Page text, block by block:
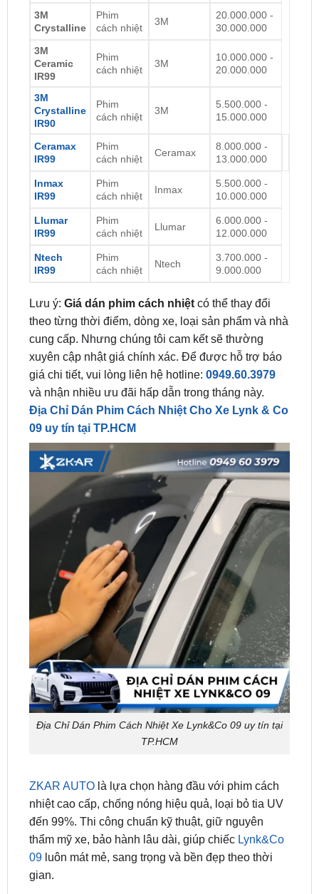
3M
Crystalline
Phim
cách nhiệt
3M
20.000.000 -
30.000.000
3M
Ceramic
IR99
Phim
cách nhiệt
3M
10.000.000 -
20.000.000
3M
Crystalline
IR90
Phim
cách nhiệt
3M
5.500.000 -
15.000.000
Ceramax
IR99
Phim
cách nhiệt
Ceramax
8.000.000 -
13.000.000
Inmax
IR99
Phim
cách nhiệt
Inmax
5.500.000 -
10.000.000
Llumar
IR99
Phim
cách nhiệt
Llumar
6.000.000 -
12.000.000
Ntech
IR99
Phim
cách nhiệt
Ntech
3.700.000 -
9.000.000
Lưu ý: Giá dán phim cách nhiệtcó thể thay đổi
theo từng thời điểm, dòng xe, loại sản phẩm và nhà
cung cấp. Nhưng chúng tôi cam kết sẽ thường
xuyên cập nhật giá chính xác. Để được hỗ trợ báo
giá chi tiết, vui lòng liên hệ hotline: 0949.60.3979
và nhận nhiều ưu đãi hấp dẫn trong tháng này.
Địa Chỉ Dán Phim Cách Nhiệt Cho Xe Lynk & Co
09 uy tín tại TP.HCM
Địa Chỉ Dán Phim Cách Nhiệt Xe Lynk&Co 09 uy tín tại
TP.HCM
ZKAR AUTOlà lựa chọn hàng đầu với phim cách
nhiệt cao cấp, chống nóng hiệu quả, loại bỏ tia UV
đến 99%. Thi công chuẩn kỹ thuật, giữ nguyên
thẩm mỹ xe, bảo hành lâu dài, giúp chiếc Lynk&Co
09luôn mát mẻ, sang trọng và bền đẹp theo thời
gian.